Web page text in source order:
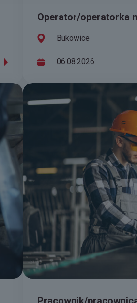
Operator/operatorka
Bukowice
06.08.2026
Pracownik/